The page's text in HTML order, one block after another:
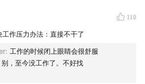
界〞 找到【妙界旗舰店】向客服报暗
得专属链接
110
作压力办法：直接不干了
: 工作的时候闭上眼睛会很舒服
别，至今没工作了。不好找